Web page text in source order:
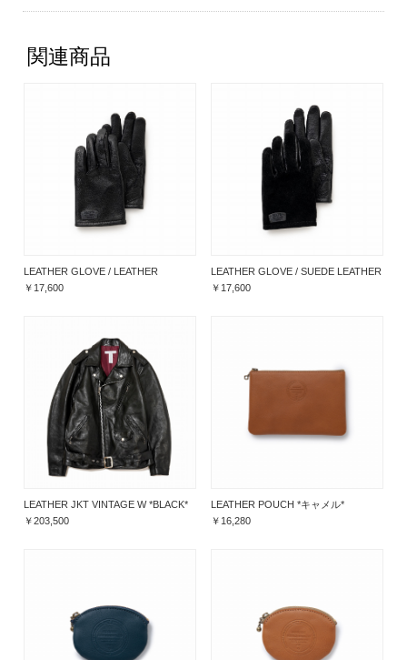
関連商品
LEATHER GLOVE / LEATHER
￥17,600
LEATHER GLOVE / SUEDE LEATHER
￥17,600
LEATHER JKT VINTAGE W *BLACK*
￥203,500
LEATHER POUCH *キャメル*
￥16,280